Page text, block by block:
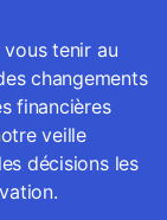
tenir au
changements
financières
veille
décisions les